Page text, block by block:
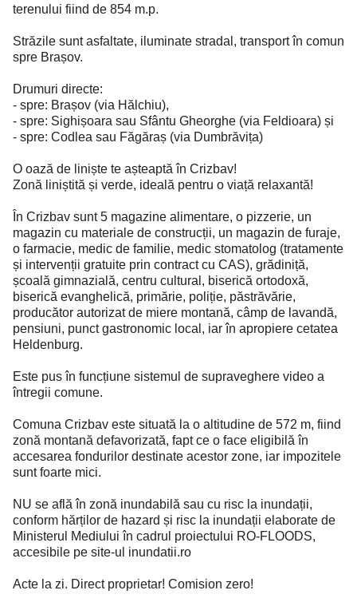
terenului fiind de 854 m.p.
Străzile sunt asfaltate, iluminate stradal, transport în comun
spre Brașov.
Drumuri directe:
- spre: Brașov (via Hălchiu),
- spre: Sighișoara sau Sfântu Gheorghe (via Feldioara) și
- spre: Codlea sau Făgăraș (via Dumbrăvița)
O oază de liniște te așteaptă în Crizbav!
Zonă liniștită și verde, ideală pentru o viață relaxantă!
În Crizbav sunt 5 magazine alimentare, o pizzerie, un
magazin cu materiale de construcții, un magazin de furaje,
o farmacie, medic de familie, medic stomatolog (tratamente
și intervenții gratuite prin contract cu CAS), grădiniță,
școală gimnazială, centru cultural, biserică ortodoxă,
biserică evanghelică, primărie, poliție, păstrăvărie,
producător autorizat de miere montană, câmp de lavandă,
pensiuni, punct gastronomic local, iar în apropiere cetatea
Heldenburg.
Este pus în funcțiune sistemul de supraveghere video a
întregii comune.
Comuna Crizbav este situată la o altitudine de 572 m, fiind
zonă montană defavorizată, fapt ce o face eligibilă în
accesarea fondurilor destinate acestor zone, iar impozitele
sunt foarte mici.
NU se află în zonă inundabilă sau cu risc la inundații,
conform hărților de hazard și risc la inundații elaborate de
Ministerul Mediului în cadrul proiectului RO-FLOODS,
accesibile pe site-ul inundatii.ro
Acte la zi. Direct proprietar! Comision zero!